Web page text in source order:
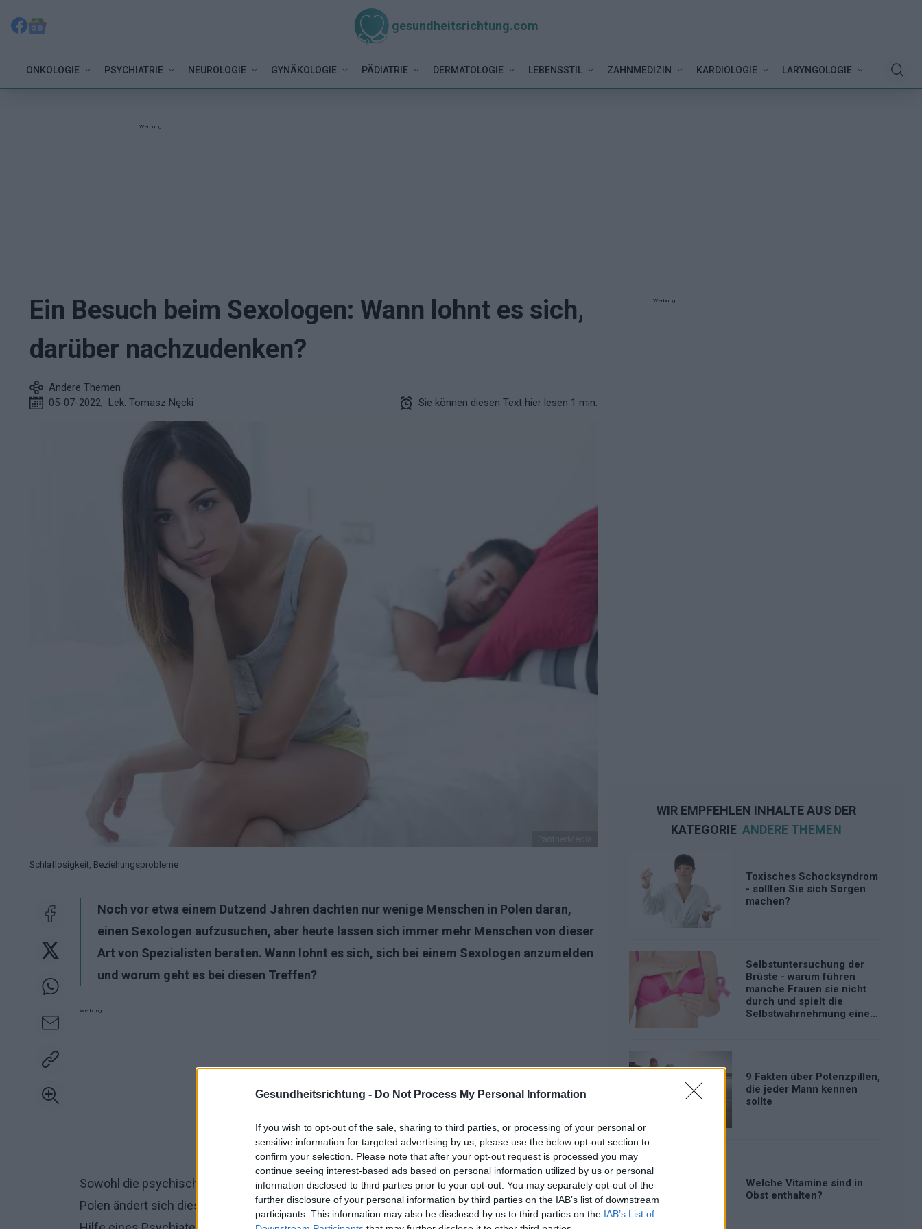
Gesundheitsrichtung - Do Not Process My Personal Information
If you wish to opt-out of the sale, sharing to third parties, or processing of your personal or
sensitive information for targeted advertising by us, please use the below opt-out section to
confirm your selection. Please note that after your opt-out request is processed you may
continue seeing interest-based ads based on personal information utilized by us or personal
information disclosed to third parties prior to your opt-out. You may separately opt-out of the
further disclosure of your personal information by third parties on the IAB’s list of downstream
participants. This information may also be disclosed by us to third parties on the IAB’s List of
gesundheitsrichtung.com
ONKOLOGIE PSYCHIATRIE NEUROLOGIE GYNÄKOLOGIE PÄDIATRIE DERMATOLOGIE LEBENSSTIL ZAHNMEDIZIN KARDIOLOGIE LARYNGOLOGIE
Werbung:
Ein Besuch beim Sexologen: Wann lohnt es sich,
darüber nachzudenken?
Andere Themen
05-07-2022, Lek. Tomasz Nęcki Sie können diesen Text hier lesen 1 min.
Schlaflosigkeit, Beziehungsprobleme
Noch vor etwa einem Dutzend Jahren dachten nur wenige Menschen in Polen daran,
einen Sexologen aufzusuchen, aber heute lassen sich immer mehr Menschen von dieser
Art von Spezialisten beraten. Wann lohnt es sich, sich bei einem Sexologen anzumelden
und worum geht es bei diesen Treffen?
Werbung:
Sowohl die psychische als auch die sexuelle Gesundheit sind immer nochTabuthemen. In
Polen ändert sich diese Situation langsam, aber immer noch schieben viele Menschen, die die
Werbung:
WIR EMPFEHLEN INHALTE AUS DER
KATEGORIE ANDERE THEMEN
Toxisches Schocksyndrom
- sollten Sie sich Sorgen
machen?
Selbstuntersuchung der
Brüste - warum führen
manche Frauen sie nicht
durch und spielt die
Selbstwahrnehmung eine
9 Fakten über Potenzpillen,
die jeder Mann kennen
sollte
Welche Vitamine sind in
Obst enthalten?